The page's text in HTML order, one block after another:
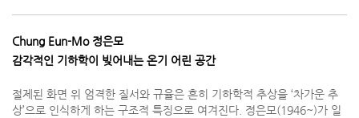
Chung Eun-Mo 정은모
감각적인 기하학이 빚어내는 온기 어린 공간
절제된 화면 위 엄격한 질서와 규율은 흔히 기하학적 추상을 ‘차가운 추
상’으로 인식하게 하는 구조적 특징으로 여겨진다. 정은모(1946~)가 일